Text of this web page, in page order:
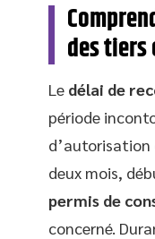
des
Le délai de
période
d’autorisation
deux mois,
permis de
concerné.